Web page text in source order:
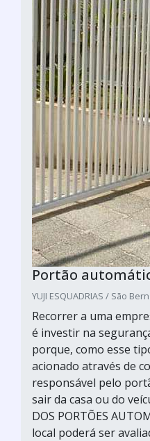
Portão
YUJI ESQUADRIAS / São
Recorrer a uma
é investir na
porque, como esse
acionado através de
responsável pelo
sair da casa ou do
DOS PORTÕES
local poderá ser